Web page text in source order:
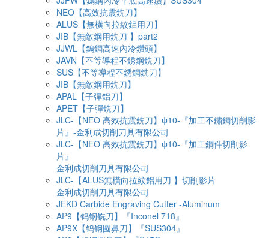
NEO【高效抗震銑刀】
ALUS【無橫向拉紋鋁用刀】
JIB【無敵鋼用銑刀 】part2
JJWL【鎢鋼高速內冷鑽頭】
JAVN【不等導程不銹鋼銑刀】
SUS【不等導程不銹鋼銑刀】
JIB【無敵鋼用銑刀】
APAL【子彈鋁刀】
APET【子彈銑刀】
JLC-【NEO 高效抗震銑刀】ψ10-『加工不鏽鋼切削影
片』-金利成切削刀具有限公司
JLC-【NEO 高效抗震銑刀】ψ10-『加工鋼件切削影
片』
金利成切削刀具有限公司
JLC-【ALUS無橫向拉紋鋁用刀 】切削影片
金利成切削刀具有限公司
JEKD Carbide Engraving Cutter -Aluminum
AP9【钨钢铣刀】『Inconel 718』
AP9X【钨钢圆鼻刀】『SUS304』